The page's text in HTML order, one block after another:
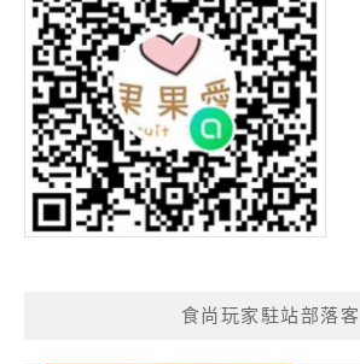
食尚玩家駐站部落客